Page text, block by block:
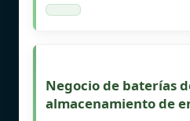
Negocio de baterías
almacenamiento de